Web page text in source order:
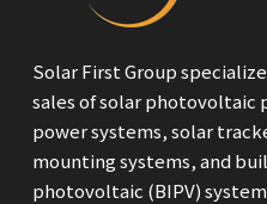
Solar First Group
sales of solar photovoltaic
power systems, solar
mounting systems, and
photovoltaic (BIPV)